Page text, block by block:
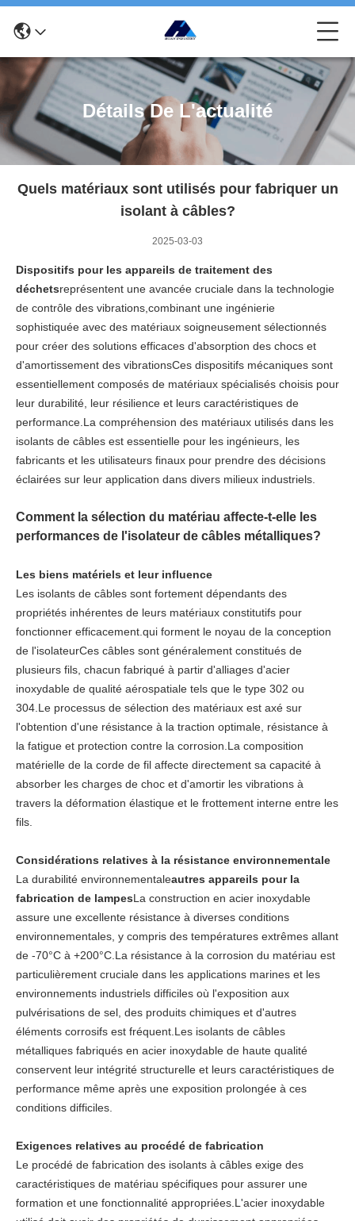
Détails De L'actualité
Quels matériaux sont utilisés pour fabriquer un
isolant à câbles?
2025-03-03
Dispositifs pour les appareils de traitement des
déchetsreprésentent une avancée cruciale dans la technologie
de contrôle des vibrations,combinant une ingénierie
sophistiquée avec des matériaux soigneusement sélectionnés
pour créer des solutions efficaces d'absorption des chocs et
d'amortissement des vibrationsCes dispositifs mécaniques sont
essentiellement composés de matériaux spécialisés choisis pour
leur durabilité, leur résilience et leurs caractéristiques de
performance.La compréhension des matériaux utilisés dans les
isolants de câbles est essentielle pour les ingénieurs, les
fabricants et les utilisateurs finaux pour prendre des décisions
éclairées sur leur application dans divers milieux industriels.
Comment la sélection du matériau affecte-t-elle les
performances de l'isolateur de câbles métalliques?
Les biens matériels et leur influence
Les isolants de câbles sont fortement dépendants des
propriétés inhérentes de leurs matériaux constitutifs pour
fonctionner efficacement.qui forment le noyau de la conception
de l'isolateurCes câbles sont généralement constitués de
plusieurs fils, chacun fabriqué à partir d'alliages d'acier
inoxydable de qualité aérospatiale tels que le type 302 ou
304.Le processus de sélection des matériaux est axé sur
l'obtention d'une résistance à la traction optimale, résistance à
la fatigue et protection contre la corrosion.La composition
matérielle de la corde de fil affecte directement sa capacité à
absorber les charges de choc et d'amortir les vibrations à
travers la déformation élastique et le frottement interne entre les
fils.
Considérations relatives à la résistance environnementale
La durabilité environnementaleautres appareils pour la
fabrication de lampesLa construction en acier inoxydable
assure une excellente résistance à diverses conditions
environnementales, y compris des températures extrêmes allant
de -70°C à +200°C.La résistance à la corrosion du matériau est
particulièrement cruciale dans les applications marines et les
environnements industriels difficiles où l'exposition aux
pulvérisations de sel, des produits chimiques et d'autres
éléments corrosifs est fréquent.Les isolants de câbles
métalliques fabriqués en acier inoxydable de haute qualité
conservent leur intégrité structurelle et leurs caractéristiques de
performance même après une exposition prolongée à ces
conditions difficiles.
Exigences relatives au procédé de fabrication
Le procédé de fabrication des isolants à câbles exige des
caractéristiques de matériau spécifiques pour assurer une
formation et une fonctionnalité appropriées.L'acier inoxydable